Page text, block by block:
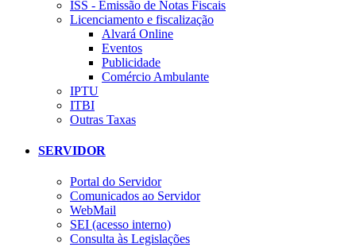
ISS - Emissão de Notas Fiscais
Licenciamento e fiscalização
Alvará Online
Eventos
Publicidade
Comércio Ambulante
IPTU
ITBI
Outras Taxas
SERVIDOR
Portal do Servidor
Comunicados ao Servidor
WebMail
SEI (acesso interno)
Consulta às Legislações